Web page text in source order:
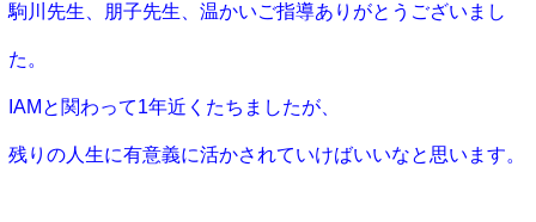
駒川先生、朋子先生、温かいご指導ありがとうございまし
た。
IAMと関わって1年近くたちましたが、
残りの人生に有意義に活かされていけばいいなと思います。